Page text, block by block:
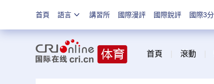
首頁 語言 講習所 國際漫評 國際銳評 國際3
首頁 滾動